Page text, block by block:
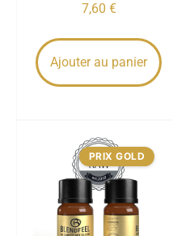
7,60 €
Ajouter au panier
PRIX GOLD